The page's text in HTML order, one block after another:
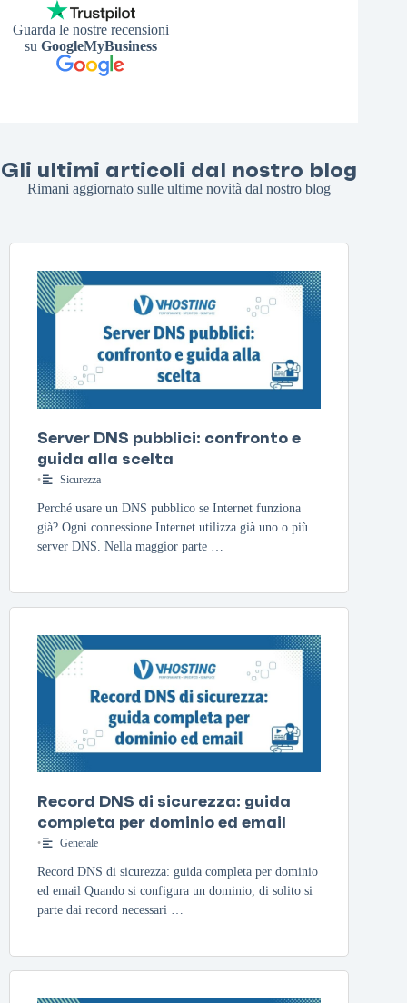
Guarda le nostre recensioni
su GoogleMyBusiness
Gli ultimi articoli dal nostro blog
Rimani aggiornato sulle ultime novità dal nostro blog
Server DNS pubblici: confronto e
guida alla scelta
• Sicurezza
Perché usare un DNS pubblico se Internet funziona
già? Ogni connessione Internet utilizza già uno o più
server DNS. Nella maggior parte …
Record DNS di sicurezza: guida
completa per dominio ed email
• Generale
Record DNS di sicurezza: guida completa per dominio
ed email Quando si configura un dominio, di solito si
parte dai record necessari …